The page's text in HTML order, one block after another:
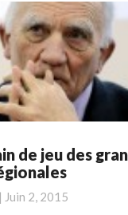
de jeu des
| Juin 2, 2015